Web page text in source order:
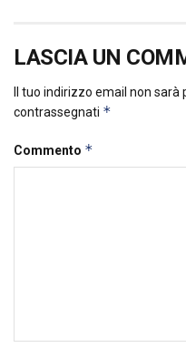
LASCIA UN
Il tuo indirizzo email non sarà
contrassegnati *
Commento *